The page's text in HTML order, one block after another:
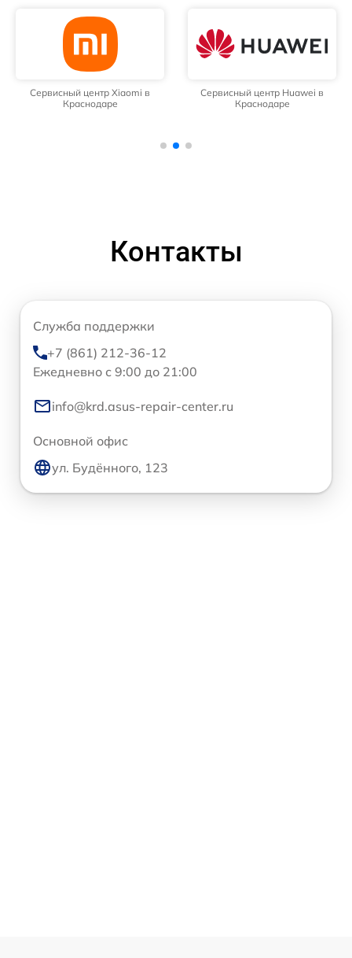
Сервисный центр Xiaomi в
Краснодаре
Сервисный центр Huawei в
Краснодаре
Контакты
Служба поддержки
+7 (861) 212-36-12
Ежедневно с 9:00 до 21:00
info@krd.asus-repair-center.ru
Основной офис
ул. Будённого, 123